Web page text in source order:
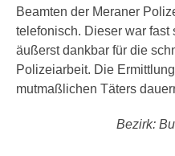
Beamten der Meraner
telefonisch. Dieser war fast
äußerst dankbar für die
Polizeiarbeit. Die
mutmaßlichen Täters
Bezirk: